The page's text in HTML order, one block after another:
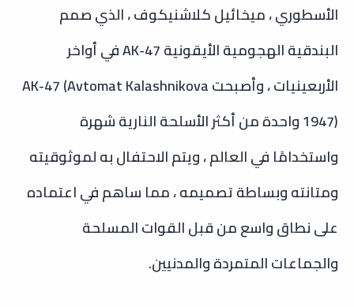
الأسطوري ، ميخائيل كلاشنيكوف ، الذي صمم
البندقية الهجومية الأيقونية AK-47 في أواخر
الأربعينيات ، وأصبحت AK-47 (Avtomat Kalashnikova
1947) واحدة من أكثر الأسلحة النارية شهرة
واستخدامًا في العالم ، ويتم الاحتفال به لموثوقيته
ومتانته وبساطة تصميمه ، مما ساهم في اعتماده
على نطاق واسع من قبل القوات المسلحة
والجماعات المتمردة والمدنيين.